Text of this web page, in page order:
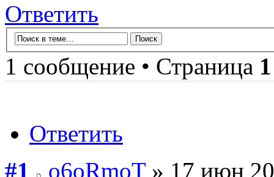
Ответить
1 сообщение • Страница 1
Ответить
#1
o6oRmoT» 17 июн